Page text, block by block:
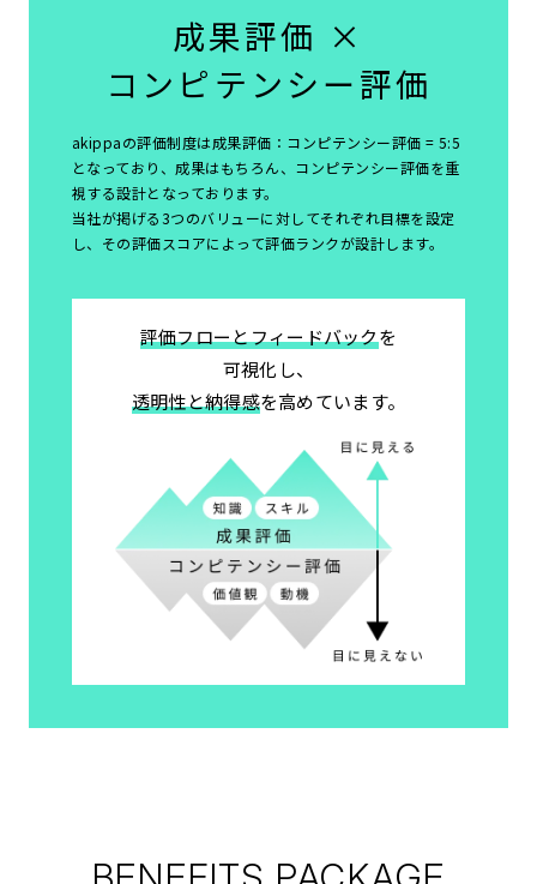
成果評価 ×
コンピテンシー評価
akippaの評価制度は成果評価：コンピテンシー評価 = 5:5
となっており、 成果はもちろん、コンピテンシー評価を重
視する設計となっております。
当社が掲げる3つのバリューに対してそれぞれ目標を設定
し、 その評価スコアによって評価ランクが設計します。
評価フローとフィードバックを
可視化し、
透明性と納得感を高めています。